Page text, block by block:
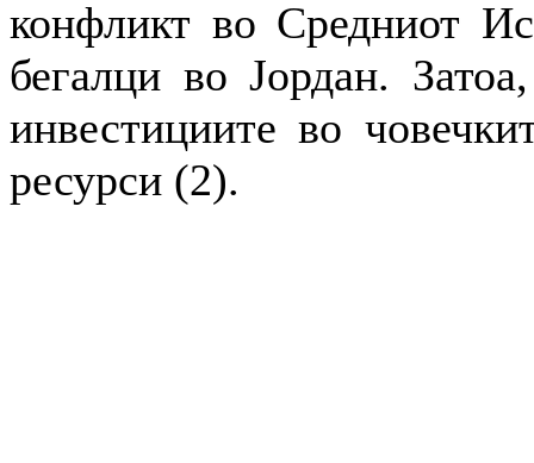
конфликт во Средниот
бегалци во Јордан.
инвестициите во
ресурси (2).